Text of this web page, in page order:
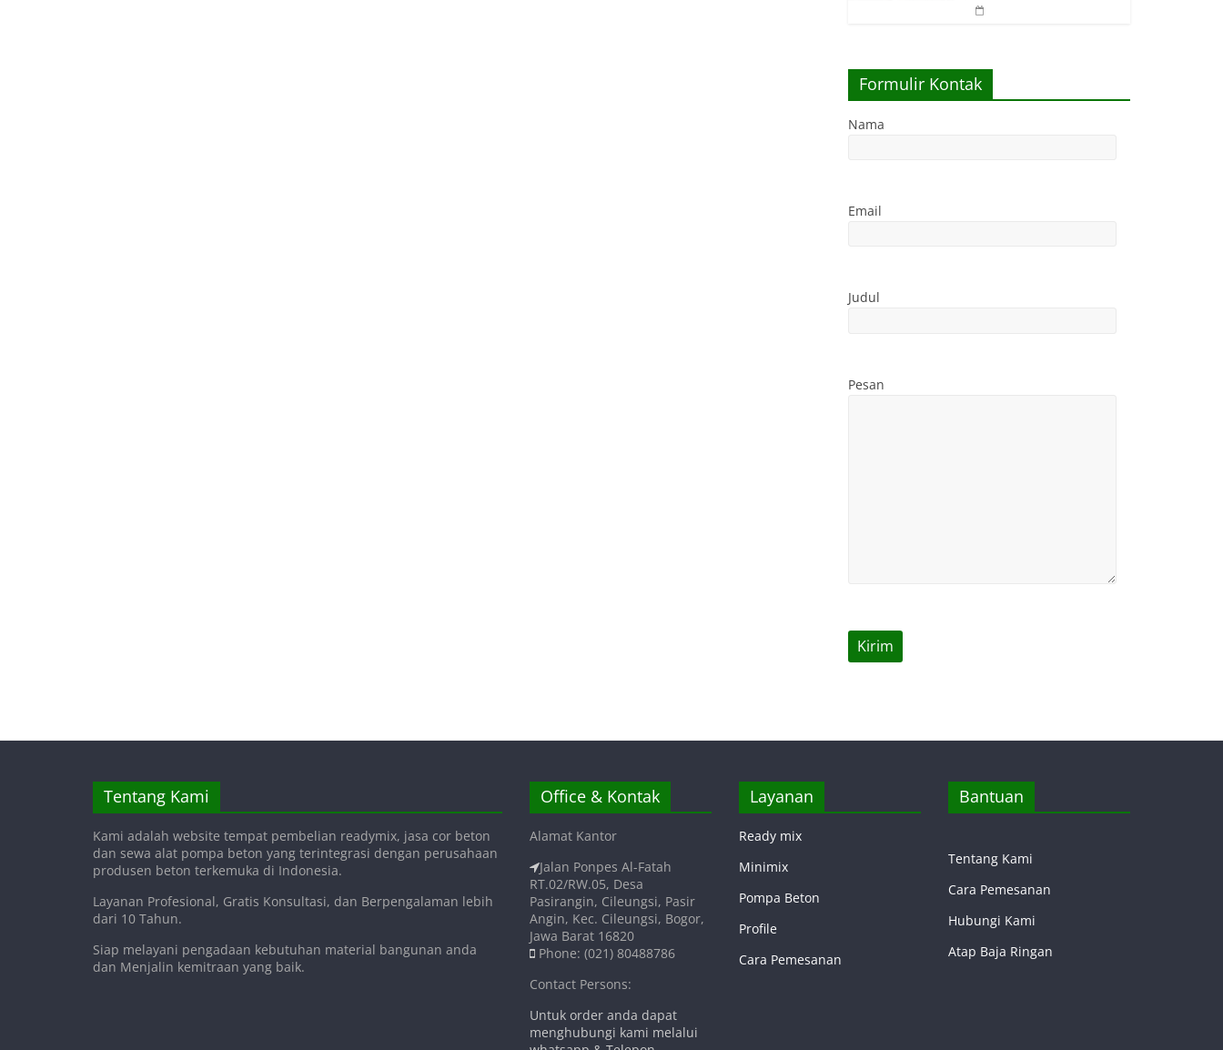
Formulir Kontak
Nama
Email
Judul
Pesan
Tentang Kami
Kami adalah website tempat pembelian readymix, jasa cor beton
dan sewa alat pompa beton yang terintegrasi dengan perusahaan
produsen beton terkemuka di Indonesia.
Layanan Profesional, Gratis Konsultasi, dan Berpengalaman lebih
dari 10 Tahun.
Siap melayani pengadaan kebutuhan material bangunan anda
dan Menjalin kemitraan yang baik.
Office & Kontak
Alamat Kantor
Jalan Ponpes Al-Fatah
RT.02/RW.05, Desa
Pasirangin, Cileungsi, Pasir
Angin, Kec. Cileungsi, Bogor,
Jawa Barat 16820
Phone: (021) 80488786
Contact Persons:
Untuk order anda dapat
menghubungi kami melalui
Layanan
Ready mix
Minimix
Pompa Beton
Profile
Cara Pemesanan
Bantuan
Tentang Kami
Cara Pemesanan
Hubungi Kami
Atap Baja Ringan